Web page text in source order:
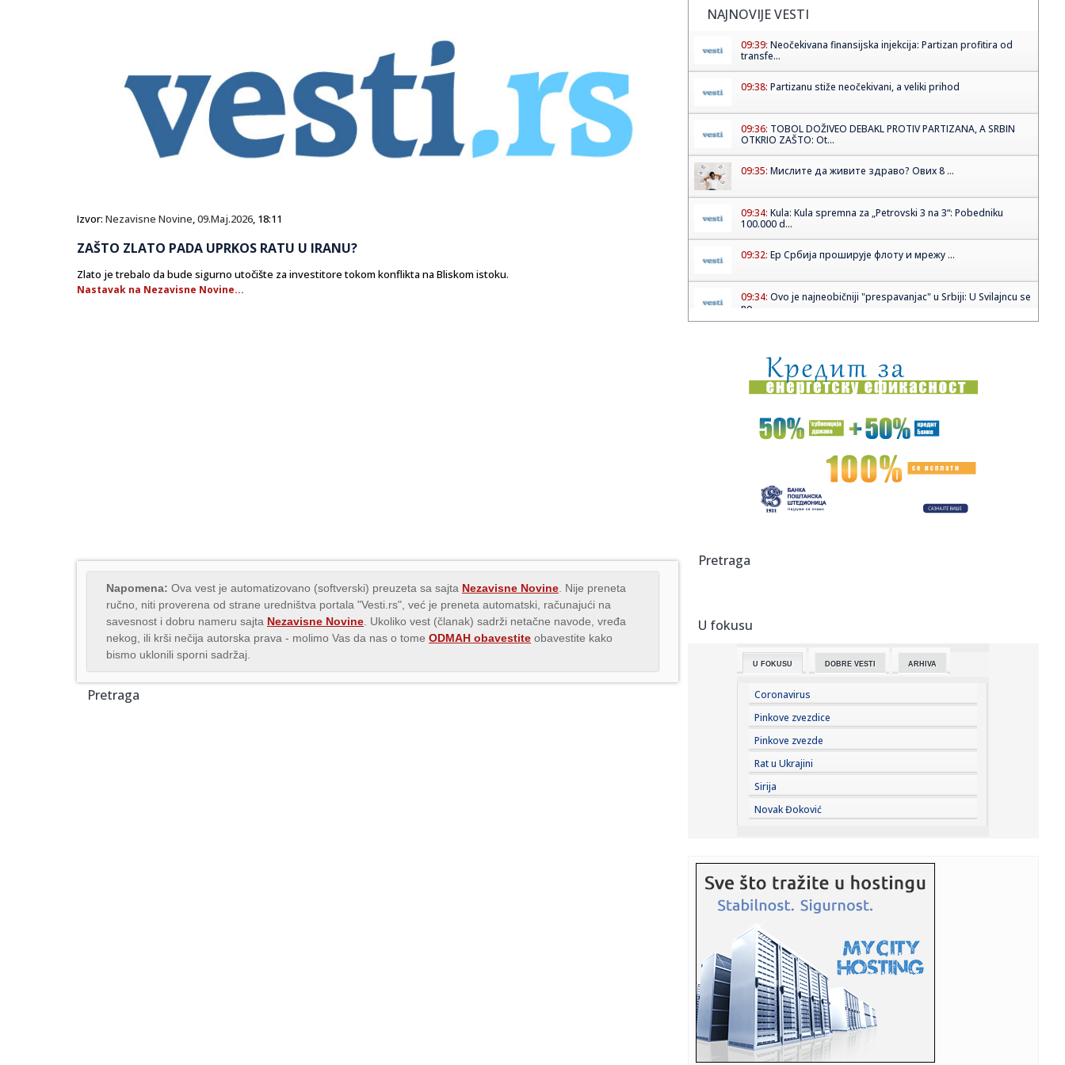
Izvor: Nezavisne Novine,09.Maj.2026, 18:11
ZAŠTO ZLATO PADA UPRKOS RATU U IRANU?
Zlato je trebalo da bude sigurno utočište za investitore tokom konflikta na Bliskom istoku.
Nastavak na Nezavisne Novine...
Napomena: Ova vest je automatizovano (softverski) preuzeta sa sajta Nezavisne Novine . Nije preneta
ručno, niti proverena od strane uredništva portala "Vesti.rs", već je preneta automatski, računajući na
savesnost i dobru nameru sajta Nezavisne Novine . Ukoliko vest (članak) sadrži netačne navode, vređa
nekog, ili krši nečija autorska prava - molimo Vas da nas o tome ODMAH obavestite obavestite kako
bismo uklonili sporni sadržaj.
Pretraga
NAJNOVIJE VESTI
09:39: Neočekivana finansijska injekcija: Partizan profitira od
transfe...
09:38: Partizanu stiže neočekivani, a veliki prihod
09:36: TOBOL DOŽIVEO DEBAKL PROTIV PARTIZANA, A SRBIN
OTKRIO ZAŠTO: Ot...
09:35: Мислите да живите здраво? Ових 8 ...
09:34: Kula: Kula spremna za „Petrovski 3 na 3“: Pobedniku
100.000 d...
09:32: Ер Србија проширује флоту и мрежу ...
09:34: Ovo je najneobičniji "prespavanjac" u Srbiji: U Svilajncu se
no...
09:29:Vučić danas sa Zelenskim o evropskom putu i energetskoj
saradnj...
09:26:Sombor: Akcija dobrovoljnog davanja krvi 13. avgusta u
Somboru
Амерички званичник: Украјина ...
09:25:Jokić ostaje bez važnog saigrača?
ljubitelje t...
09:20:
09:19:
Mađar i stranka Tisa danas nominuju kandidata za
09:16:Шпанија од данас уводи привремене ...
09:14:DNEVNI KVIZ: Deset pitanja - pravo osveženje
09:12:PREOKRET U NAPOLIJU: Milinković-Savić više nije siguran,
Muso ...
09:09: Ako putujete avionom, ovu grešku sa hranom pravi skoro
svako
09:09:
ostao šo...
09:09:Tri znaka ulaze u period kada novac dolazi lakše nego
ikad
09:08:АМСС: На граничном прелазу ...
09:09:Na Batrovcima se od jutros čeka oko četiri sata
Pretraga
U fokusu
U FOKUSU DOBRE VESTI ARHIVA
Coronavirus
Pinkove zvezdice
Pinkove zvezde
Rat u Ukrajini
Sirija
Novak Đoković